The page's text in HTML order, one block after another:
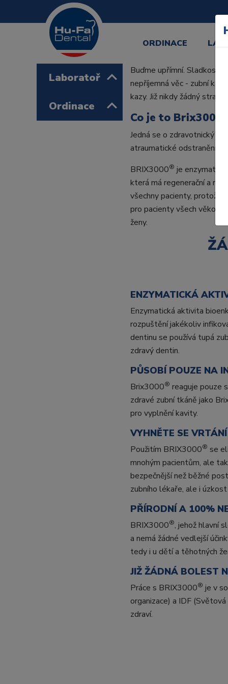
ORDINACE
Laboratoř
Ordinace
Buďme upřímní. Sladkosti
nepříjemná věc - zubní
kazy. Již nikdy žádný
Co je to Brix3000
Jedná se o zdravotnický
atraumatické odstranění
BRIX3000® je
která má regenerační a
všechny pacienty, protože
pro pacienty všech
ženy.
ENZYMATICKÁ
Enzymatická aktivita
rozpuštění jakékoliv
dentinu se používá tupá
zdravý dentin.
PŮSOBÍ POUZE NA
Brix3000® reaguje pouze
zdravé zubní tkáně jako
pro vyplnění kavity.
VYHNĚTE SE
Použitím BRIX3000® se
mnohým pacientům, ale
bezpečnější než běžné
zubního lékaře, ale i
PŘÍRODNÍ A 100%
BRIX3000®, jehož hlavní
a nemá žádné vedlejší
tedy i u dětí a těhotných
JIŽ ŽÁDNÁ BOLEST
Práce s BRIX3000® je v
organizace) a IDF
zdraví.